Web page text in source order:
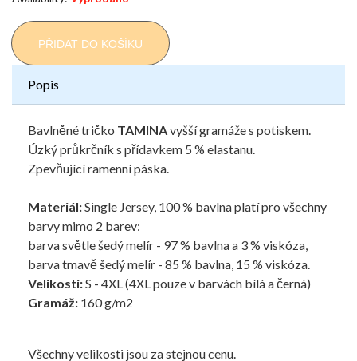
PŘIDAT DO KOŠÍKU
Popis
Bavlněné tričko TAMINAvyšší gramáže s potiskem.
Úzký průkrčník s přídavkem 5 % elastanu.
Zpevňující ramenní páska.
Materiál:Single Jersey, 100 % bavlna platí pro všechny
barvy mimo 2 barev:
barva světle šedý melír - 97 % bavlna a 3 % viskóza,
barva tmavě šedý melír - 85 % bavlna, 15 % viskóza.
Velikosti:S - 4XL (4XL pouze v barvách bílá a černá)
Gramáž: 160 g/m2
Všechny velikosti jsou za stejnou cenu.